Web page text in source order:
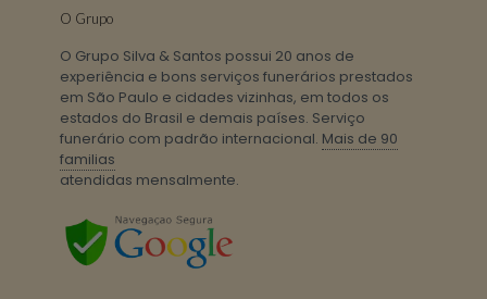
O Grupo
O Grupo Silva & Santos possui 20 anos de
experiência e bons serviços funerários prestados
em São Paulo e cidades vizinhas, em todos os
estados do Brasil e demais países. Serviço
funerário com padrão internacional. Mais de 90
familias
atendidas mensalmente.